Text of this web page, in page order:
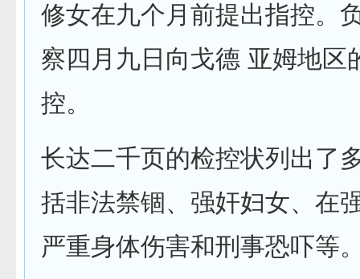
修女在九个月前提出指控。
察四月九日向戈德 亚姆地区
控。
长达二千页的检控状列出了
括非法禁锢、强奸妇女、在
严重身体伤害和刑事恐吓等